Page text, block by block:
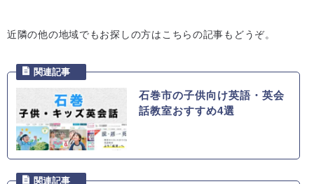
近隣の他の地域でもお探しの方はこちらの記事もどうぞ。
石巻市の子供向け英語・英会
話教室おすすめ4選